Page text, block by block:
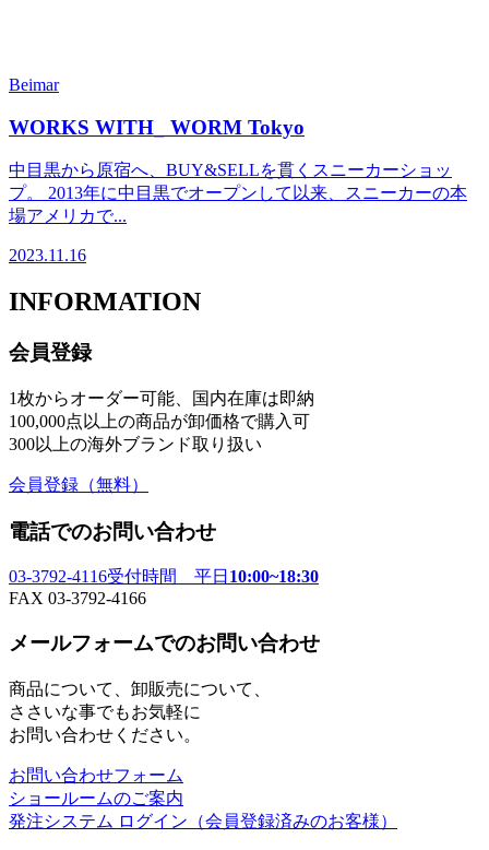
Beimar
WORKS WITH_ WORM Tokyo
中目黒から原宿へ、BUY&SELLを貫くスニーカーショッ
プ。 2013年に中目黒でオープンして以来、スニーカーの本
場アメリカで...
2023.11.16
INFORMATION
会員登録
1枚からオーダー可能、国内在庫は即納
100,000点以上の商品が卸価格で購入可
300以上の海外ブランド取り扱い
会員登録 （無料）
電話でのお問い合わせ
03-3792-4116受付時間 平日 10:00~18:30
FAX 03-3792-4166
メールフォームでのお問い合わせ
商品について、卸販売について、
ささいな事でもお気軽に
お問い合わせください。
お問い合わせフォーム
ショールームのご案内
発注システム ログイン （会員登録済みのお客様）